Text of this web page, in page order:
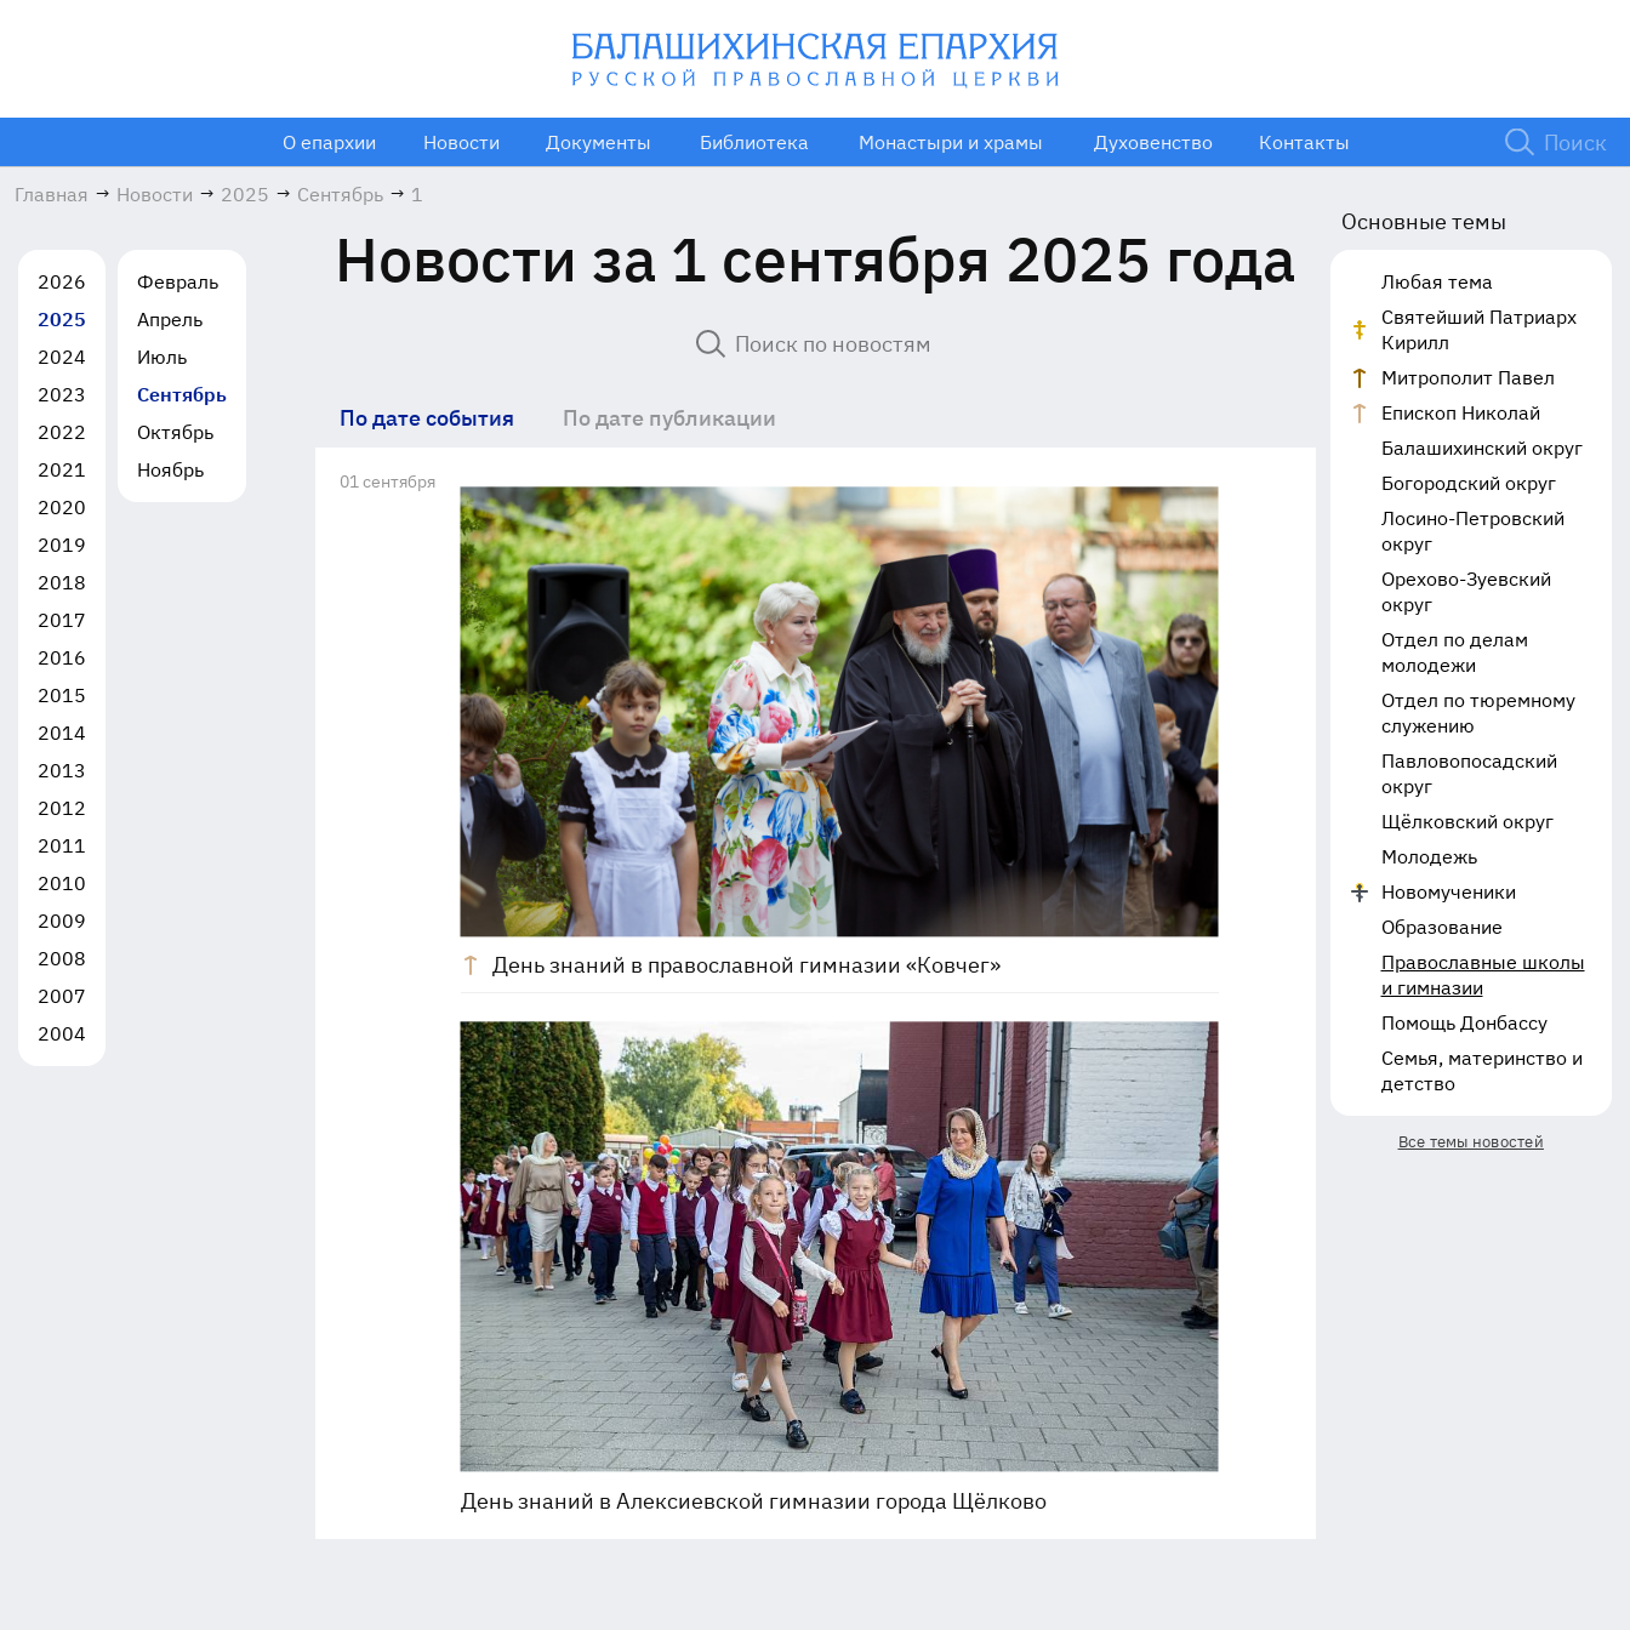
О епархии Новости Документы Библиотека Монастыри и храмы Духовенство Контакты
Главная → Новости → 2025 → Сентябрь → 1
2026
2025
2024
2023
2022
2021
2020
2019
2018
2017
2016
2015
2014
2013
2012
2011
2010
2009
2008
2007
2004
Февраль
Апрель
Июль
Сентябрь
Октябрь
Ноябрь
Новости за 1 сентября 2025 года
По дате события По дате публикации
01 сентября
День знаний в православной гимназии «Ковчег»
День знаний в Алексиевской гимназии города Щёлково
Основные темы
Любая тема
Святейший Патриарх
Кирилл
Митрополит Павел
Епископ Николай
Балашихинский округ
Богородский округ
Лосино-Петровский
округ
Орехово-Зуевский
округ
Отдел по делам
молодежи
Отдел по тюремному
служению
Павловопосадский
округ
Щёлковский округ
Молодежь
Новомученики
Образование
Православные школы
и гимназии
Помощь Донбассу
Семья, материнство и
детство
Все темы новостей